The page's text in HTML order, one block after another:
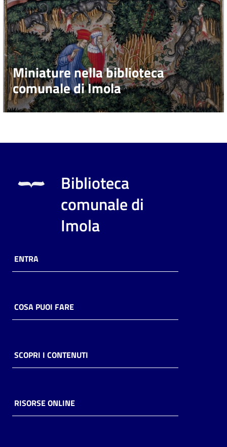
Miniature nella biblioteca
comunale di Imola
Biblioteca
comunale di
Imola
ENTRA
COSA PUOI FARE
SCOPRI I CONTENUTI
RISORSE ONLINE